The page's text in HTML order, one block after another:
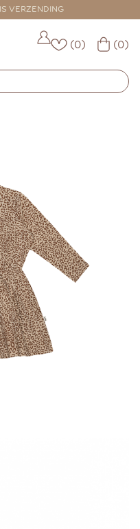
VERZENDING
VERZONDEN
(0) (0)